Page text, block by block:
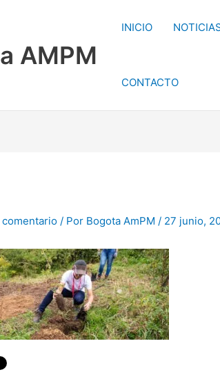
AMPM
INICIO
CONTACTO
comentario / Por Bogota AmPM / 27 junio,